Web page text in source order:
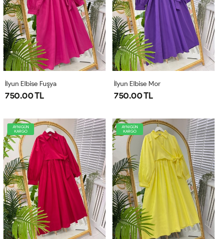
İlyun Elbise Fuşya
750.00 TL
İlyun Elbise Mor
750.00 TL
AYNIGÜN
KARGO
AYNIGÜN
KARGO